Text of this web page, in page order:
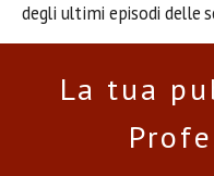
degli ultimi episodi delle
La tua